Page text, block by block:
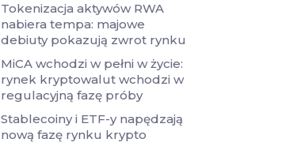
Tokenizacja aktywów RWA
nabiera tempa: majowe
debiuty pokazują zwrot rynku
MiCA wchodzi w pełni w życie:
rynek kryptowalut wchodzi w
regulacyjną fazę próby
Stablecoiny i ETF-y napędzają
nową fazę rynku krypto